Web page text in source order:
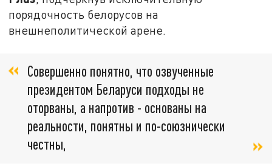
порядочность белорусов на
внешнеполитической арене.
Совершенно понятно, что озвученные
президентом Беларуси подходы не
оторваны, а напротив - основаны на
реальности, понятны и по-союзнически
честны,